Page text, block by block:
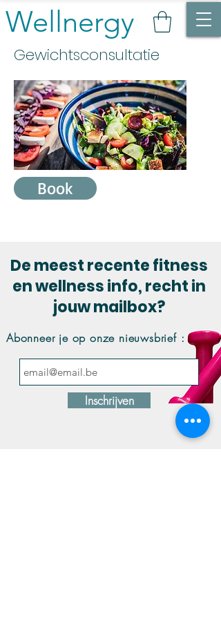
Wellnergy
Gewichtsconsultatie
Book
De meest recente fitness
en wellness info, recht in
jouw mailbox?
Abonneer je op onze nieuwsbrief :
Inschrijven